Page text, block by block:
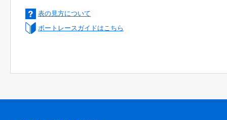
表の見方について
ボートレースガイドはこちら